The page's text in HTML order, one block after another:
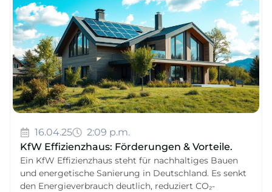
16.04.25
2:09 p.m.
KfW Effizienzhaus: Förderungen & Vorteile.
Ein KfW Effizienzhaus steht für nachhaltiges Bauen
und energetische Sanierung in Deutschland. Es senkt
den Energieverbrauch deutlich, reduziert CO₂-